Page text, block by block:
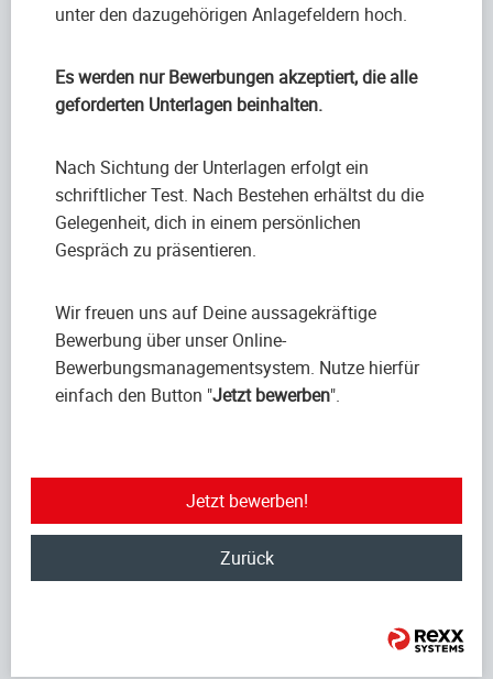
unter den dazugehörigen Anlagefeldern hoch.
Es werden nur Bewerbungen akzeptiert, die alle
geforderten Unterlagen beinhalten.
Nach Sichtung der Unterlagen erfolgt ein
schriftlicher Test. Nach Bestehen erhältst du die
Gelegenheit, dich in einem persönlichen
Gespräch zu präsentieren.
Wir freuen uns auf Deine aussagekräftige
Bewerbung über unser Online-
Bewerbungsmanagementsystem. Nutze hierfür
einfach den Button "Jetzt bewerben".
Jetzt bewerben!
Zurück